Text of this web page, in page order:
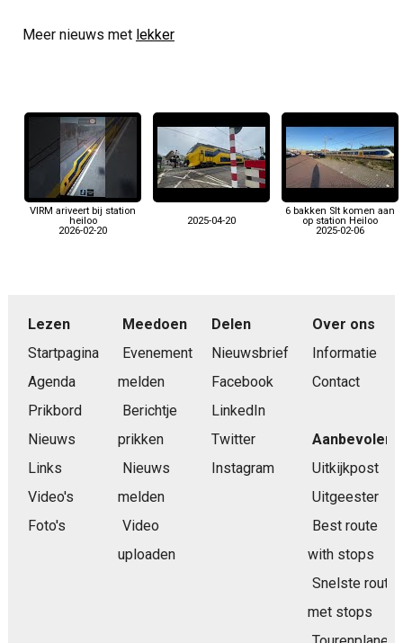
Meer nieuws met lekker
VIRM ariveert bij station
heiloo
2026-02-20
2025-04-20
6 bakken Slt komen aan
op station Heiloo
2025-02-06
Lezen
Startpagina
Agenda
Prikbord
Nieuws
Links
Video's
Foto's
Meedoen
Evenement
melden
Berichtje
prikken
Nieuws
melden
Video
uploaden
Delen
Nieuwsbrief
Facebook
LinkedIn
Twitter
Instagram
Over ons
Informatie
Contact
Aanbevolen
Uitkijkpost
Uitgeester
Best route
with stops
Snelste route
met stops